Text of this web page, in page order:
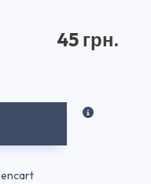
45 грн.